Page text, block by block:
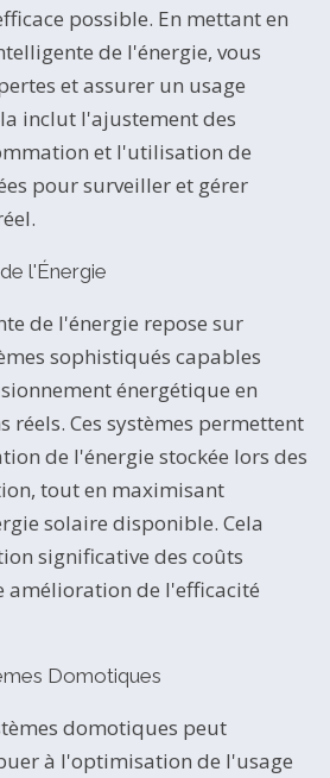
possible. En mettant en
de l'énergie, vous
et assurer un usage
inclut l'ajustement des
et l'utilisation de
pour surveiller et gérer
l'Énergie
de l'énergie repose sur
sophistiqués capables
énergétique en
réels. Ces systèmes permettent
de l'énergie stockée lors des
tout en maximisant
solaire disponible. Cela
significative des coûts
amélioration de l'efficacité
Domotiques
domotiques peut
à l'optimisation de l'usage